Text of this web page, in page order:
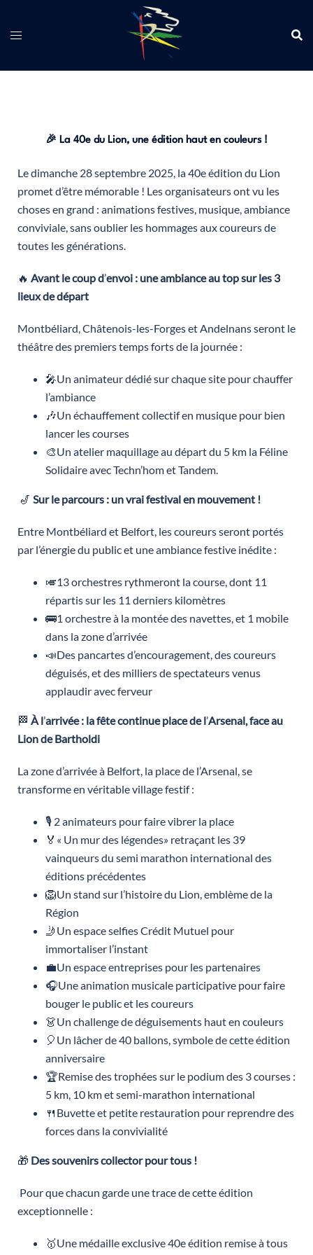
🎉 La 40e du Lion, une édition haut en couleurs !
Le dimanche 28 septembre 2025, la 40e édition du Lion
promet d’être mémorable ! Les organisateurs ont vu les
choses en grand : animations festives, musique, ambiance
conviviale, sans oublier les hommages aux coureurs de
toutes les générations.
🔥 Avant le coup d’envoi : une ambiance au top sur les 3
lieux de départ
Montbéliard, Châtenois-les-Forges et Andelnans seront le
théâtre des premiers temps forts de la journée :
🎤Un animateur dédié sur chaque site pour chauffer
l’ambiance
🎶Un échauffement collectif en musique pour bien
lancer les courses
🎨Un atelier maquillage au départ du 5 km la Féline
Solidaire avec Techn’hom et Tandem.
🎷 Sur le parcours : un vrai festival en mouvement !
Entre Montbéliard et Belfort, les coureurs seront portés
par l’énergie du public et une ambiance festive inédite :
🎺13 orchestres rythmeront la course, dont 11
répartis sur les 11 derniers kilomètres
🚌1 orchestre à la montée des navettes, et 1 mobile
dans la zone d’arrivée
📣Des pancartes d’encouragement, des coureurs
déguisés, et des milliers de spectateurs venus
applaudir avec ferveur
🏁 À l’arrivée : la fête continue place de l’Arsenal, face au
Lion de Bartholdi
La zone d’arrivée à Belfort, la place de l’Arsenal, se
transforme en véritable village festif :
🎙️ 2 animateurs pour faire vibrer la place
🏅« Un mur des légendes» retraçant les 39
vainqueurs du semi marathon international des
éditions précédentes
🦁Un stand sur l’histoire du Lion, emblème de la
Région
🤳Un espace selfies Crédit Mutuel pour
immortaliser l’instant
💼Un espace entreprises pour les partenaires
🎧Une animation musicale participative pour faire
bouger le public et les coureurs
👗Un challenge de déguisements haut en couleurs
🎈Un lâcher de 40 ballons, symbole de cette édition
anniversaire
🏆Remise des trophées sur le podium des 3 courses :
5 km, 10 km et semi-marathon international
🍴Buvette et petite restauration pour reprendre des
forces dans la convivialité
🎁 Des souvenirs collector pour tous !
Pour que chacun garde une trace de cette édition
exceptionnelle :
🥇Une médaille exclusive 40e édition remise à tous